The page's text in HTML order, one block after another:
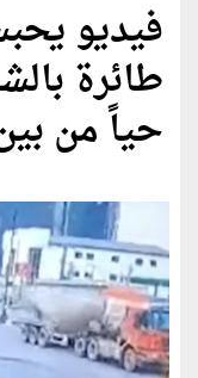
فيديو
طائرة
حياً من